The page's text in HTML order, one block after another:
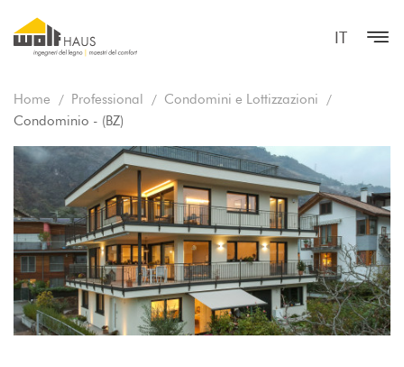
IT
Home Professional
Condomini e Lottizzazioni
Condominio - (BZ)